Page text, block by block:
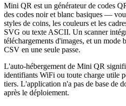
Mini QR est un générateur de codes
des codes noir et blanc basiques —
styles de coins, les couleurs et les
SVG ou texte ASCII. Un scanner
téléchargements d'images, et un mode
CSV en une seule passe.
L'auto-hébergement de Mini QR
identifiants WiFi ou toute charge utile
tiers. L'application n'a pas de base de
après le déploiement.